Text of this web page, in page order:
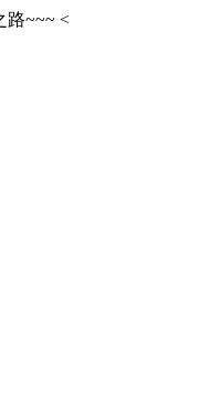
路~~~ <